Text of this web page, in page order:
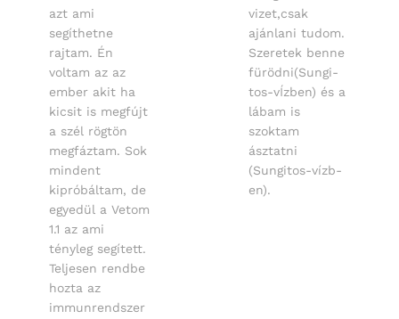
azt ami
segíthetne
rajtam. Én
voltam az az
ember akit ha
kicsit is megfújt
a szél rögtön
megfáztam. Sok
mindent
kipróbáltam, de
egyedül a Vetom
1.1 az ami
tényleg segített.
Teljesen rendbe
hozta az
immunrendszer
vizet,csak
ajánlani tudom.
Szeretek benne
fürödni(Sungi-
tos-vÍzben) és a
lábam is
szoktam
ásztatni
(Sungitos-vízb-
en).